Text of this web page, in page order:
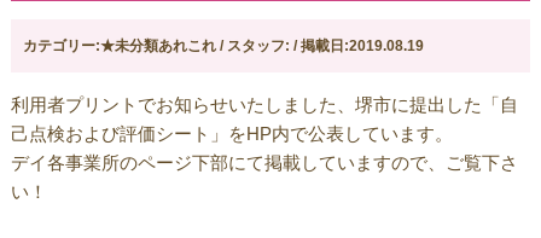
カテゴリー:★未分類あれこれ / スタッフ: / 掲載日:2019.08.19
利用者プリントでお知らせいたしました、堺市に提出した「自
己点検および評価シート」をHP内で公表しています。
デイ各事業所のページ下部にて掲載していますので、ご覧下さ
い！